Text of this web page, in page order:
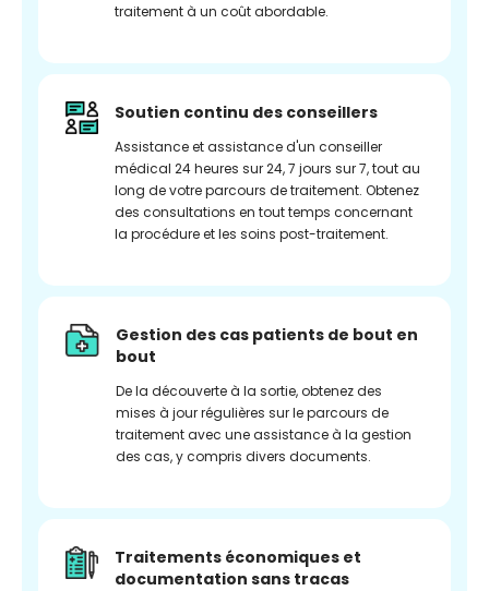
traitement à un coût abordable.
Soutien continu des conseillers
Assistance et assistance d'un conseiller
médical 24 heures sur 24, 7 jours sur 7, tout au
long de votre parcours de traitement. Obtenez
des consultations en tout temps concernant
la procédure et les soins post-traitement.
Gestion des cas patients de bout en
bout
De la découverte à la sortie, obtenez des
mises à jour régulières sur le parcours de
traitement avec une assistance à la gestion
des cas, y compris divers documents.
Traitements économiques et
documentation sans tracas